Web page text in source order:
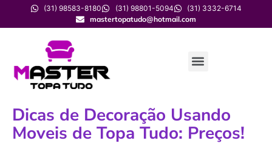
(31) 98583-8180 (31) 98801-5094
(31) 3332-6714
mastertopatudo@hotmail.com
Dicas de Decoração Usando
Moveis de Topa Tudo: Preços!